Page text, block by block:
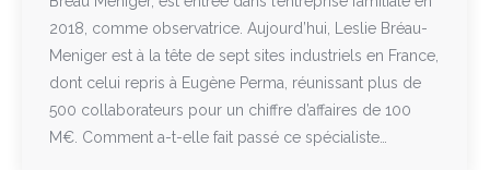
2018, comme observatrice. Aujourd’hui, Leslie Bréau-
Meniger est à la tête de sept sites industriels en France,
dont celui repris à Eugène Perma, réunissant plus de
500 collaborateurs pour un chiffre d’affaires de 100
M€. Comment a-t-elle fait passé ce spécialiste…